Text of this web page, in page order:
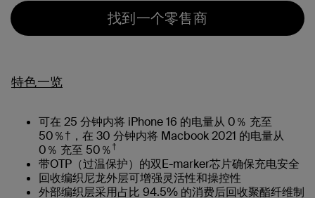
找到一个零售商
特色一览
可在 25 分钟内将 iPhone 16 的电量从 0％ 充至
50％†，在 30 分钟内将 Macbook 2021 的电量从
0％ 充至 50％†
带OTP（过温保护）的双E-marker芯片确保充电安全
回收编织尼龙外层可增强灵活性和操控性
外部编织层采用占比 94.5% 的消费后回收聚酯纤维制